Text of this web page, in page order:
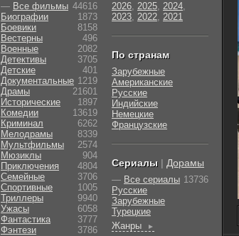
— Все фильмы 44616
Биографии
1873
Боевики
8158
Вестерны
496
Военные
2082
Детективы
3705
Детские
401
Документальные 1219
Драмы
21601
Исторические
1897
Комедии
13619
Криминал
6262
Мелодрамы
8339
Мультфильмы
2574
Мюзиклы
904
Приключения
4804
Семейные
3706
Cпортивные
1005
Триллеры
9940
Ужасы
6058
Фантастика
3777
Фэнтези
3786
2026, 2025, 2024,
2023, 2022, 2021
По странам
Зарубежные
Американские
Русские
Индийские
Немецкие
Французские
Сериалы | Дорамы
— Все сериалы 13736
Русские
Зарубежные
Турецкие
Жанры
►